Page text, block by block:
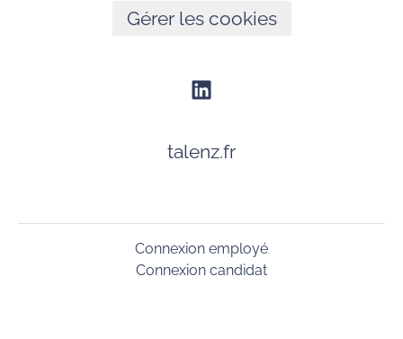
Gérer les cookies
talenz.fr
Connexion employé
Connexion candidat